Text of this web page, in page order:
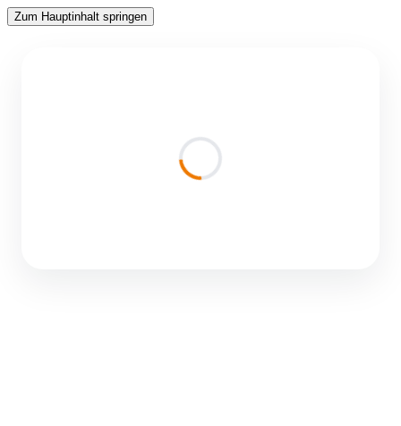
Zum Hauptinhalt springen